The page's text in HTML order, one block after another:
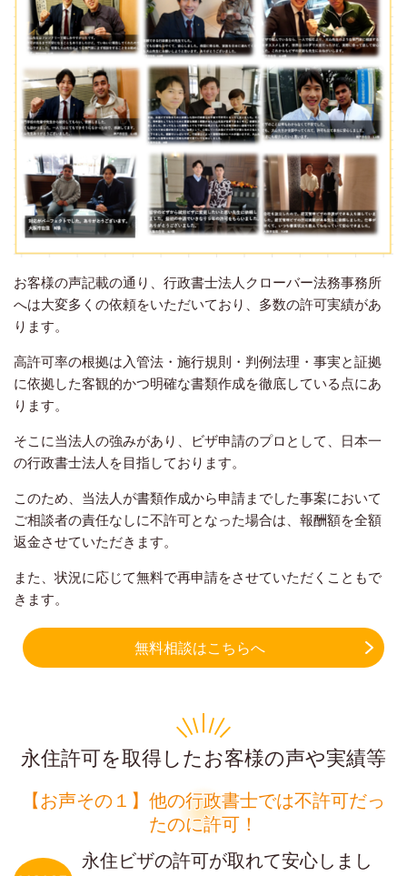
お客様の声記載の通り、行政書士法人クローバー法務事務所
へは大変多くの依頼をいただいており、多数の許可実績があ
ります。
高許可率の根拠は入管法・施行規則・判例法理・事実と証拠
に依拠した客観的かつ明確な書類作成を徹底している点にあ
ります。
そこに当法人の強みがあり、ビザ申請のプロとして、日本一
の行政書士法人を目指しております。
このため、当法人が書類作成から申請までした事案において
ご相談者の責任なしに不許可となった場合は、報酬額を全額
返金させていただきます。
また、状況に応じて無料で再申請をさせていただくこともで
きます。
無料相談はこちらへ
永住許可を取得したお客様の声や実績等
【お声その１】他の行政書士では不許可だっ
たのに許可！
永住ビザの許可が取れて安心しまし